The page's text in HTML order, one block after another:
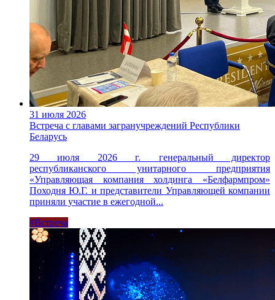
31 июля 2026
Встреча с главами загранучреждений Республики
Беларусь
29 июля 2026 г. генеральный директор
республиканского унитарного предприятия
«Управляющая компания холдинга «Белфармпром»
Походня Ю.Г. и представители Управляющей компании
приняли участие в ежегодной...
#Встреча